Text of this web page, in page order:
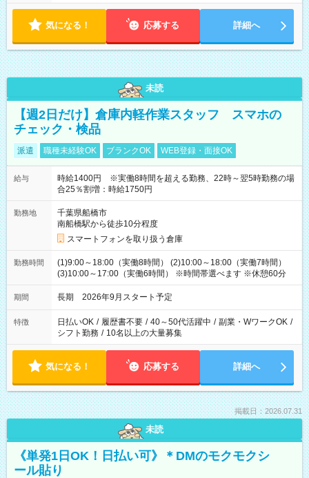
気になる！ 応募する 詳細へ
未読
【週2日だけ】倉庫内軽作業スタッフ スマホの
チェック・検品
派遣 職種未経験OK ブランクOK WEB登録・面接OK
給与
時給1400円 ※実働8時間を超える勤務、22時～翌5時勤務の場
合25％割増：時給1750円
勤務地
千葉県船橋市
南船橋駅から徒歩10分程度
スマートフォンを取り扱う倉庫
勤務時間
(1)9:00～18:00（実働8時間） (2)10:00～18:00（実働7時間）
(3)10:00～17:00（実働6時間） ※時間帯選べます ※休憩60分
期間 長期 2026年9月スタート予定
特徴 日払いOK / 履歴書不要 / 40～50代活躍中 / 副業・WワークOK /
シフト勤務 / 10名以上の大量募集
気になる！ 応募する 詳細へ
掲載日：2026.07.31
未読
《単発1日OK！日払い可》＊DMのモクモクシ
ール貼り